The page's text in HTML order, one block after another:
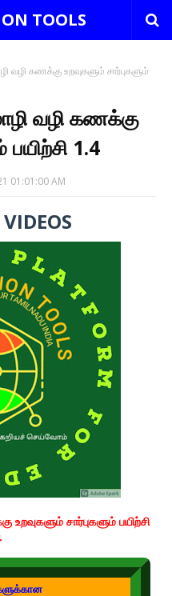
TOOLS
வழி கணக்கு உறவுகளும் சார்புகளும்
வழி கணக்கு
பயிற்சி 1.4
01:01:00 AM
சார்புகளும் பயிற்சி